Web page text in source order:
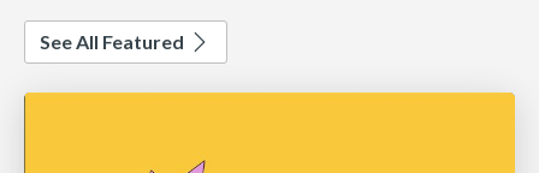
See All Featured